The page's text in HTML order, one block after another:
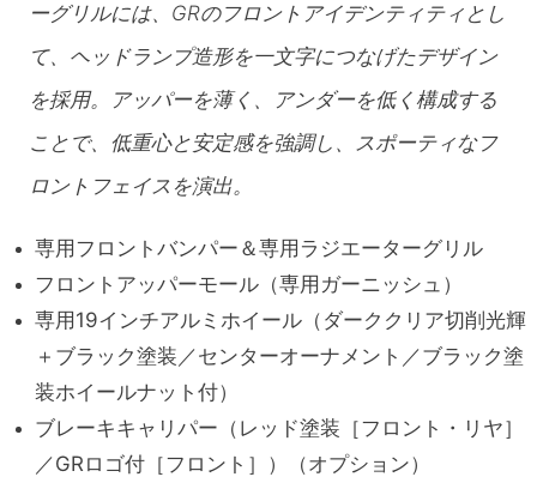
ーグリルには、GRのフロントアイデンティティとし
て、ヘッドランプ造形を一文字につなげたデザイン
を採用。アッパーを薄く、アンダーを低く構成する
ことで、低重心と安定感を強調し、スポーティなフ
ロントフェイスを演出。
専用フロントバンパー ＆専用ラジエーターグリル
フロントアッパーモール（専用ガーニッシュ）
専用19インチアルミホイール（ダーククリア切削光輝
＋ブラック塗装 ／センターオーナメント ／ブラック塗
装ホイールナット付）
ブレーキキャリパー （レッド塗装［フロント・リヤ］
／GRロゴ付［フロント］） （オプション）